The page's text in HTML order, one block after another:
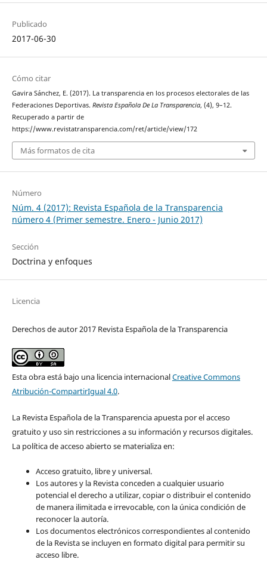
Publicado
2017-06-30
Cómo citar
Gavira Sánchez, E. (2017). La transparencia en los procesos electorales de las
Federaciones Deportivas. Revista Española De La Transparencia, (4), 9–12.
Recuperado a partir de
https://www.revistatransparencia.com/ret/article/view/172
Más formatos de cita
Número
Núm. 4 (2017): Revista Española de la Transparencia
número 4 (Primer semestre. Enero - Junio 2017)
Sección
Doctrina y enfoques
Licencia
Derechos de autor 2017 Revista Española de la Transparencia
Esta obra está bajo una licencia internacionalCreative Commons
Atribución-CompartirIgual 4.0.
La Revista Española de la Transparencia apuesta por el acceso
gratuito y uso sin restricciones a su información y recursos digitales.
La política de acceso abierto se materializa en:
Acceso gratuito, libre y universal.
Los autores y la Revista conceden a cualquier usuario
potencial el derecho a utilizar, copiar o distribuir el contenido
de manera ilimitada e irrevocable, con la única condición de
reconocer la autoría.
Los documentos electrónicos correspondientes al contenido
de la Revista se incluyen en formato digital para permitir su
acceso libre.